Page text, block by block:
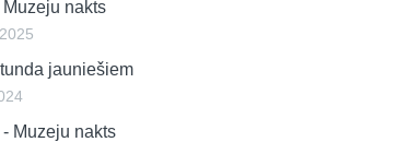
nakts
jauniešiem
Muzeju nakts